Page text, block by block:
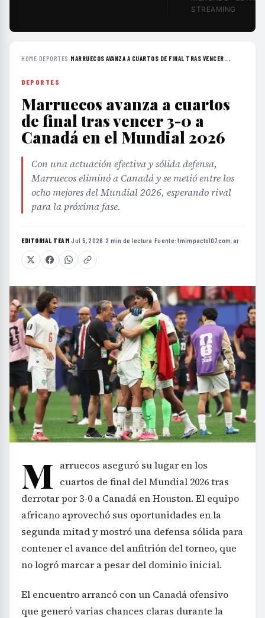
STREAMING
HOME›DEPORTES ›MARRUECOS AVANZA A CUARTOS DE FINAL TRAS VENCER...
DEPORTES
Marruecos avanza a cuartos
de final tras vencer 3-0 a
Canadá en el Mundial 2026
Con una actuación efectiva y sólida defensa,
Marruecos eliminó a Canadá y se metió entre los
ocho mejores del Mundial 2026, esperando rival
para la próxima fase.
EDITORIAL TEAM·Jul 5, 2026 ·2 min de lectura ·Fuente:fmimpacto107.com.ar
M arruecos aseguró su lugar en los
cuartos de final del Mundial 2026 tras
derrotar por 3-0 a Canadá en Houston. El equipo
africano aprovechó sus oportunidades en la
segunda mitad y mostró una defensa sólida para
contener el avance del anfitrión del torneo, que
no logró marcar a pesar del dominio inicial.
El encuentro arrancó con un Canadá ofensivo
que generó varias chances claras durante la